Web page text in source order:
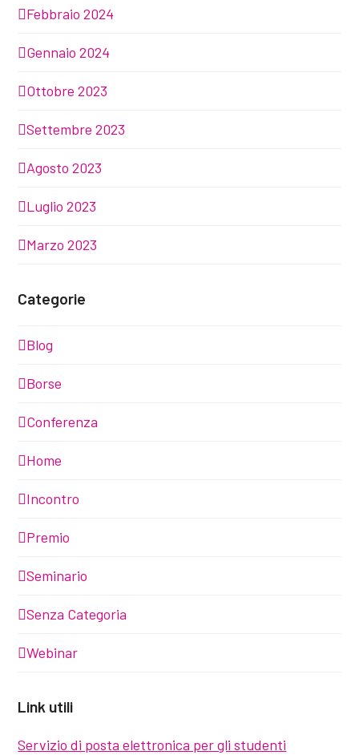
Febbraio 2024
Gennaio 2024
Ottobre 2023
Settembre 2023
Agosto 2023
Luglio 2023
Marzo 2023
Categorie
Blog
Borse
Conferenza
Home
Incontro
Premio
Seminario
Senza Categoria
Webinar
Link utili
Servizio di posta elettronica per gli studenti